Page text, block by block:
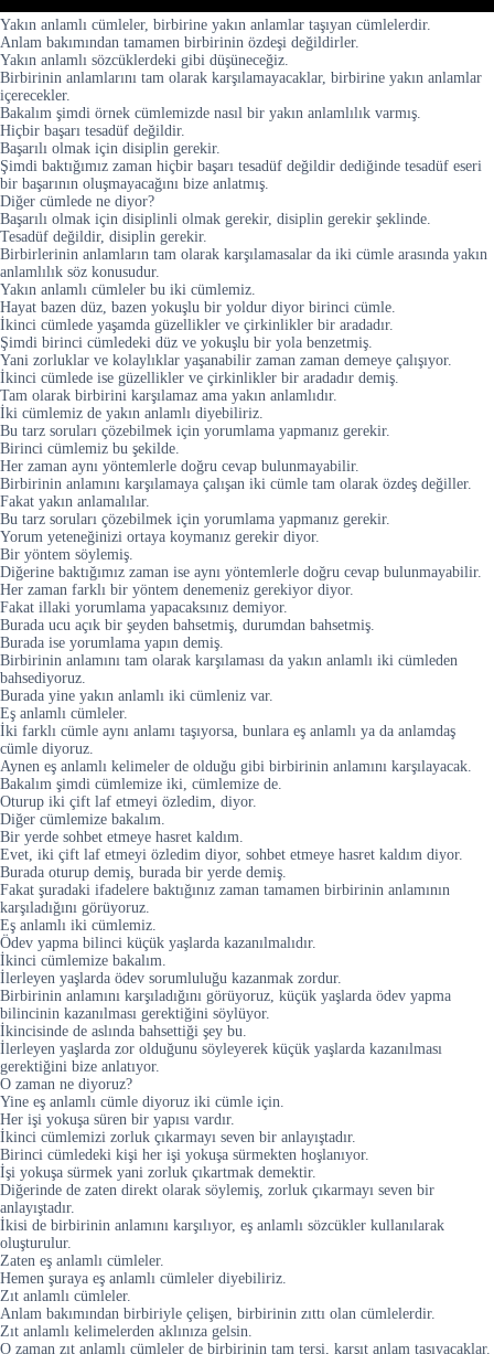
Yakın anlamlı cümleler, birbirine yakın anlamlar taşıyan cümlelerdir.
Anlam bakımından tamamen birbirinin özdeşi değildirler.
Yakın anlamlı sözcüklerdeki gibi düşüneceğiz.
Birbirinin anlamlarını tam olarak karşılamayacaklar, birbirine yakın anlamlar
içerecekler.
Bakalım şimdi örnek cümlemizde nasıl bir yakın anlamlılık varmış.
Hiçbir başarı tesadüf değildir.
Başarılı olmak için disiplin gerekir.
Şimdi baktığımız zaman hiçbir başarı tesadüf değildir dediğinde tesadüf eseri
bir başarının oluşmayacağını bize anlatmış.
Diğer cümlede ne diyor?
Başarılı olmak için disiplinli olmak gerekir, disiplin gerekir şeklinde.
Tesadüf değildir, disiplin gerekir.
Birbirlerinin anlamların tam olarak karşılamasalar da iki cümle arasında yakın
anlamlılık söz konusudur.
Yakın anlamlı cümleler bu iki cümlemiz.
Hayat bazen düz, bazen yokuşlu bir yoldur diyor birinci cümle.
İkinci cümlede yaşamda güzellikler ve çirkinlikler bir aradadır.
Şimdi birinci cümledeki düz ve yokuşlu bir yola benzetmiş.
Yani zorluklar ve kolaylıklar yaşanabilir zaman zaman demeye çalışıyor.
İkinci cümlede ise güzellikler ve çirkinlikler bir aradadır demiş.
Tam olarak birbirini karşılamaz ama yakın anlamlıdır.
İki cümlemiz de yakın anlamlı diyebiliriz.
Bu tarz soruları çözebilmek için yorumlama yapmanız gerekir.
Birinci cümlemiz bu şekilde.
Her zaman aynı yöntemlerle doğru cevap bulunmayabilir.
Birbirinin anlamını karşılamaya çalışan iki cümle tam olarak özdeş değiller.
Fakat yakın anlamalılar.
Bu tarz soruları çözebilmek için yorumlama yapmanız gerekir.
Yorum yeteneğinizi ortaya koymanız gerekir diyor.
Bir yöntem söylemiş.
Diğerine baktığımız zaman ise aynı yöntemlerle doğru cevap bulunmayabilir.
Her zaman farklı bir yöntem denemeniz gerekiyor diyor.
Fakat illaki yorumlama yapacaksınız demiyor.
Burada ucu açık bir şeyden bahsetmiş, durumdan bahsetmiş.
Burada ise yorumlama yapın demiş.
Birbirinin anlamını tam olarak karşılaması da yakın anlamlı iki cümleden
bahsediyoruz.
Burada yine yakın anlamlı iki cümleniz var.
Eş anlamlı cümleler.
İki farklı cümle aynı anlamı taşıyorsa, bunlara eş anlamlı ya da anlamdaş
cümle diyoruz.
Aynen eş anlamlı kelimeler de olduğu gibi birbirinin anlamını karşılayacak.
Bakalım şimdi cümlemize iki, cümlemize de.
Oturup iki çift laf etmeyi özledim, diyor.
Diğer cümlemize bakalım.
Bir yerde sohbet etmeye hasret kaldım.
Evet, iki çift laf etmeyi özledim diyor, sohbet etmeye hasret kaldım diyor.
Burada oturup demiş, burada bir yerde demiş.
Fakat şuradaki ifadelere baktığınız zaman tamamen birbirinin anlamının
karşıladığını görüyoruz.
Eş anlamlı iki cümlemiz.
Ödev yapma bilinci küçük yaşlarda kazanılmalıdır.
İkinci cümlemize bakalım.
İlerleyen yaşlarda ödev sorumluluğu kazanmak zordur.
Birbirinin anlamını karşıladığını görüyoruz, küçük yaşlarda ödev yapma
bilincinin kazanılması gerektiğini söylüyor.
İkincisinde de aslında bahsettiği şey bu.
İlerleyen yaşlarda zor olduğunu söyleyerek küçük yaşlarda kazanılması
gerektiğini bize anlatıyor.
O zaman ne diyoruz?
Yine eş anlamlı cümle diyoruz iki cümle için.
Her işi yokuşa süren bir yapısı vardır.
İkinci cümlemizi zorluk çıkarmayı seven bir anlayıştadır.
Birinci cümledeki kişi her işi yokuşa sürmekten hoşlanıyor.
İşi yokuşa sürmek yani zorluk çıkartmak demektir.
Diğerinde de zaten direkt olarak söylemiş, zorluk çıkarmayı seven bir
anlayıştadır.
İkisi de birbirinin anlamını karşılıyor, eş anlamlı sözcükler kullanılarak
oluşturulur.
Zaten eş anlamlı cümleler.
Hemen şuraya eş anlamlı cümleler diyebiliriz.
Zıt anlamlı cümleler.
Anlam bakımından birbiriyle çelişen, birbirinin zıttı olan cümlelerdir.
Zıt anlamlı kelimelerden aklınıza gelsin.
O zaman zıt anlamlı cümleler de birbirinin tam tersi, karşıt anlam taşıyacaklar.